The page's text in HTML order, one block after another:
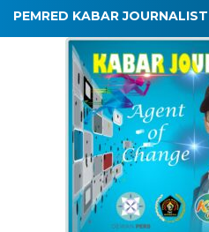
PEMRED KABAR JOURNALIST